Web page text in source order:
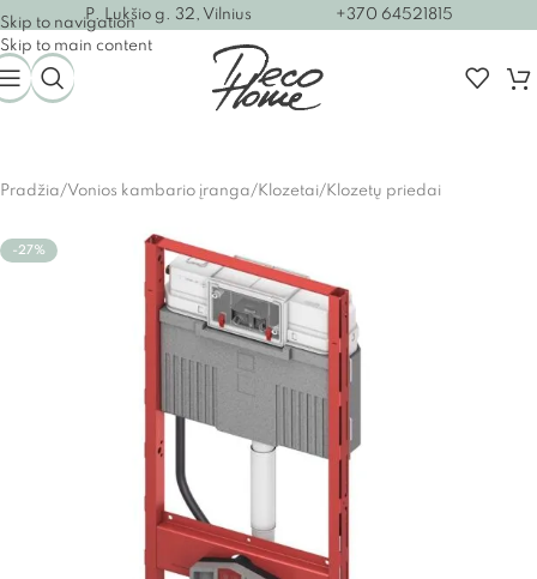
Skip to navigation
Skip to main content
P. Lukšio g. 32, Vilnius +370 64521815
Pradžia/Vonios kambario įranga/Klozetai/Klozetų priedai
-27%